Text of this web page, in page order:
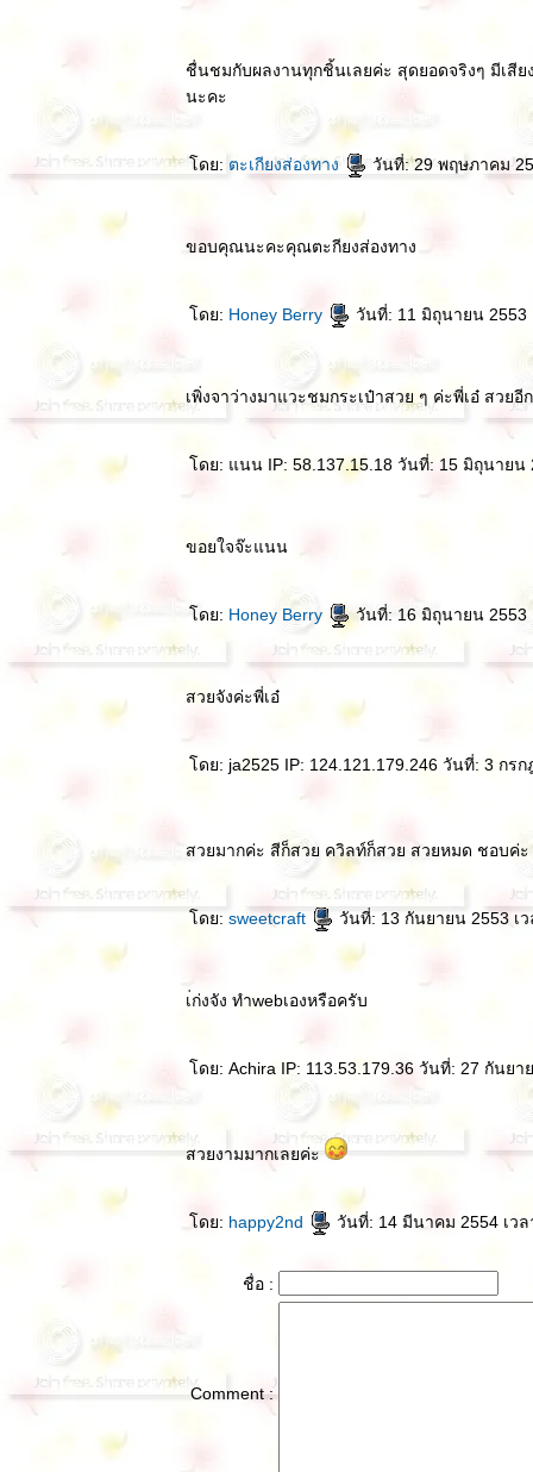
ชื่นชมกับผลงานทุกชิ้นเลยค่ะ สุดยอดจริงๆ มีเสี
นะคะ
ดย: ตะเกียงส่องทาง วันที่: 29 พฤษภาคม
ขอบคุณนะคะคุณตะกียงส่องทาง
ดย: Honey Berry วันที่: 11 มิถุนายน 2553
เพิ่งจาว่างมาแวะชมกระเป๋าสวย ๆ ค่ะพี่เอ๋ สวย
ดย: แนน IP: 58.137.15.18 วันที่: 15 มิถุนายน
ขอยใจจ๊ะแนน
ดย: Honey Berry วันที่: 16 มิถุนายน 2553
สวยจังค่ะพี่เอ๋
ดย: ja2525 IP: 124.121.179.246 วันที่: 3 กรก
สวยมากค่ะ สีก็สวย ควิลท์ก็สวย สวยหมด ชอบค่ะ
ดย: sweetcraft วันที่: 13 กันยายน 2553 เ
เ่ก่งจัง ทำwebเองหรือครับ
ดย: Achira IP: 113.53.179.36 วันที่: 27 กันยา
สวยงามมากเลยค่ะ
ดย: happy2nd วันที่: 14 มีนาคม 2554 เว
ชื่อ :
Comment :